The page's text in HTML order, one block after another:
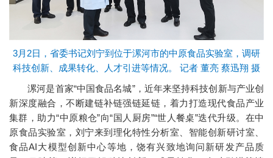
3月2日，省委书记刘宁到位于漯河市的中原食品实验室，调研
科技创新、成果转化、人才引进等情况。 记者 董亮 蔡迅翔 摄
漯河是首家“中国食品名城”，近年来坚持科技创新与产业创
新深度融合，不断建链补链强链延链，着力打造现代食品产业
集群，助力“中原粮仓”向“国人厨房”“世人餐桌”迭代升级。在中
原食品实验室，刘宁来到理化特性分析室、智能创新研讨室、
食品AI大模型创新中心等地，饶有兴致地询问新研发产品质